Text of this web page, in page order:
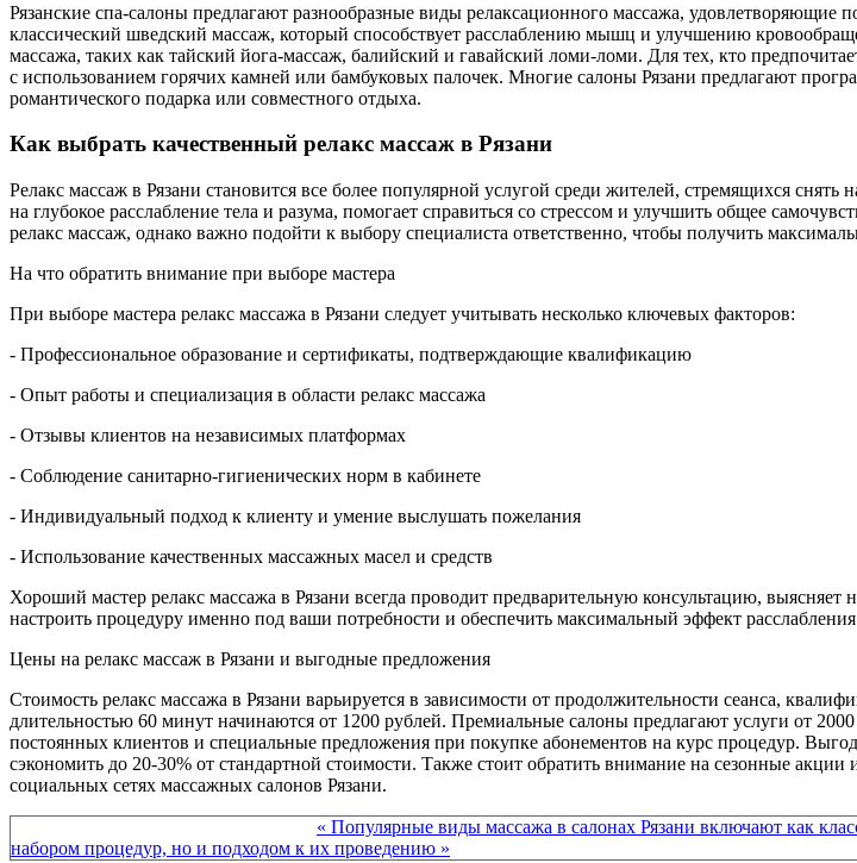
Рязанские спа-салоны предлагают разнообразные виды релаксационного массажа,
классический шведский массаж, который способствует расслаблению мышц и улучшению
массажа, таких как тайский йога-массаж, балийский и гавайский ломи-ломи. Для тех, кто
с использованием горячих камней или бамбуковых палочек. Многие салоны Рязани предлагают
романтического подарка или совместного отдыха.
Как выбрать качественный релакс массаж в Рязани
Релакс массаж в Рязани становится все более популярной услугой среди жителей, стремящихся
на глубокое расслабление тела и разума, помогает справиться со стрессом и улучшить общее
релакс массаж, однако важно подойти к выбору специалиста ответственно, чтобы получить
На что обратить внимание при выборе мастера
При выборе мастера релакс массажа в Рязани следует учитывать несколько ключевых факторов:
- Профессиональное образование и сертификаты, подтверждающие квалификацию
- Опыт работы и специализация в области релакс массажа
- Отзывы клиентов на независимых платформах
- Соблюдение санитарно-гигиенических норм в кабинете
- Индивидуальный подход к клиенту и умение выслушать пожелания
- Использование качественных массажных масел и средств
Хороший мастер релакс массажа в Рязани всегда проводит предварительную консультацию,
настроить процедуру именно под ваши потребности и обеспечить максимальный эффект
Цены на релакс массаж в Рязани и выгодные предложения
Стоимость релакс массажа в Рязани варьируется в зависимости от продолжительности сеанса,
длительностью 60 минут начинаются от 1200 рублей. Премиальные салоны предлагают услуги от
постоянных клиентов и специальные предложения при покупке абонементов на курс процедур.
сэкономить до 20-30% от стандартной стоимости. Также стоит обратить внимание на сезонные
социальных сетях массажных салонов Рязани.
« Популярные виды массажа в салонах Рязани включают как
набором процедур, но и подходом к их проведению »